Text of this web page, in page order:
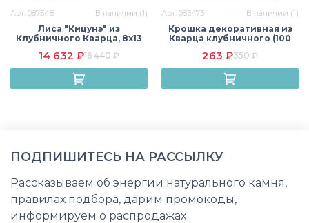
Арт. 087548 В наличии (1)
Лиса "Кицунэ" из
Клубничного Кварца, 8х13
14 632 ₽16 440 ₽
Арт. 083475 В наличии (1)
Крошка декоративная из
Кварца клубничного (100
263 ₽350 ₽
ПОДПИШИТЕСЬ НА РАССЫЛКУ
Рассказываем об энергии натурального камня,
правилах подбора, дарим промокоды,
информируем о распродажах